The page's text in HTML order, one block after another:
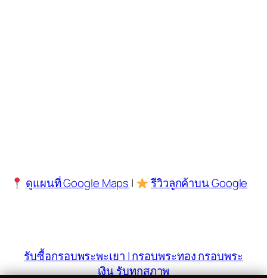
ดูแผนที่ Google Maps | รีวิวลูกค้าบน Google
รับซื้อกรอบพระพะเยา | กรอบพระทอง กรอบพระ
เงิน รับทุกสภาพ